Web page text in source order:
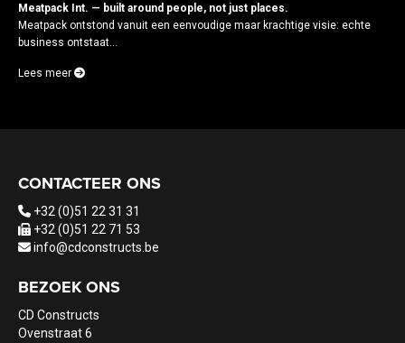
Meatpack Int. — built around people, not just places.
Meatpack ontstond vanuit een eenvoudige maar krachtige visie: echte
business ontstaat...
Lees meer
CONTACTEER ONS
+32 (0)51 22 31 31
+32 (0)51 22 71 53
info@cdconstructs.be
BEZOEK ONS
CD Constructs
Ovenstraat 6